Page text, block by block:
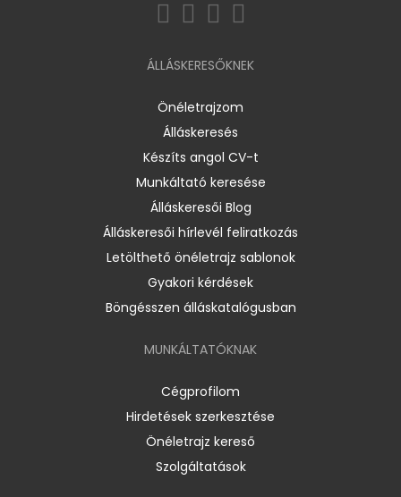
ÁLLÁSKERESŐKNEK
Önéletrajzom
Álláskeresés
Készíts angol CV-t
Munkáltató keresése
Álláskeresői Blog
Álláskeresői hírlevél feliratkozás
Letölthető önéletrajz sablonok
Gyakori kérdések
Böngésszen álláskatalógusban
MUNKÁLTATÓKNAK
Cégprofilom
Hirdetések szerkesztése
Önéletrajz kereső
Szolgáltatások